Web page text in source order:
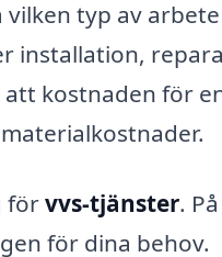
typ av
installation,
kostnaden för
förvvs-tjänster.
för dina behov.